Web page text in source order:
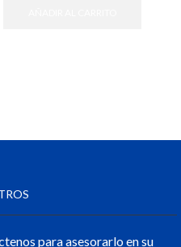
para asesorarlo en su